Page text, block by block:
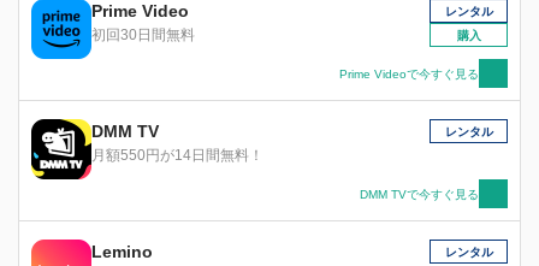
Prime Video
初回30日間無料
レンタル
購入
Prime Videoで今すぐ見る
DMM TV
月額550円が14日間無料！
レンタル
DMM TVで今すぐ見る
Lemino レンタル